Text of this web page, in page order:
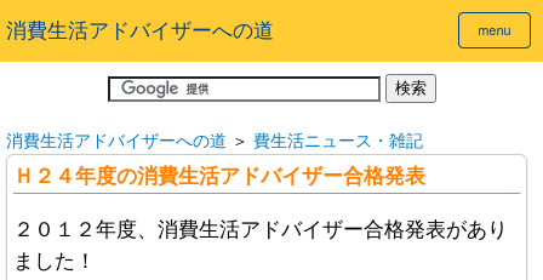
消費生活アドバイザーへの道
消費生活アドバイザーへの道 ＞ 費生活ニュース・雑記
Ｈ２４年度の消費生活アドバイザー合格発表
２０１２年度、消費生活アドバイザー合格発表があり
ました！